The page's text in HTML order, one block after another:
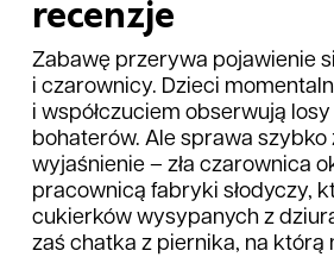
recenzje
Zabawę przerywa pojawienie
i czarownicy. Dzieci
i współczuciem obserwują
bohaterów. Ale sprawa szybko
wyjaśnienie – zła czarownica
pracownicą fabryki słodyczy,
cukierków wysypanych z
zaś chatka z piernika, na którą